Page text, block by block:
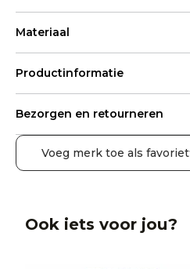
Materiaal
Productinformatie
Bezorgen en retourneren
Voeg merk toe als favoriet
Ook iets voor jou?